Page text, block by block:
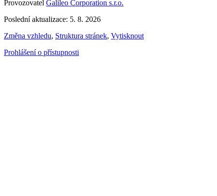
Provozovatel Galileo Corporation s.r.o.
Poslední aktualizace: 5. 8. 2026
Změna vzhledu, Struktura stránek, Vytisknout
Prohlášení o přístupnosti